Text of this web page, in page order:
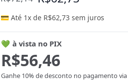
💳 Até 1x de R$62,73 sem juros
💚 à vista no PIX
R$56,46
Ganhe 10% de desconto no pagamento via